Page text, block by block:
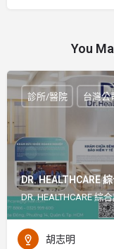
You
DR. HEALTHCARE
DR. HEALTHCARE 綜
診所/醫院 台灣公
胡志明